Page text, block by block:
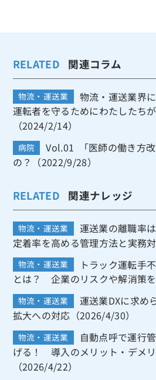
RELATED 関連コラム
物流・運送業
物流・運送業界
運転者を守るためにわたしたち
（2024/2/14）
病院
Vol.01 「医師の働き方
の？（2022/9/28）
RELATED 関連ナレッジ
物流・運送業
運送業の離職率
定着率を高める管理方法と実務
物流・運送業
トラック運転手
とは？ 企業のリスクや解消策
物流・運送業
運送業DXに求め
拡大への対応（2026/4/30）
物流・運送業
自動点呼で運行
げる！ 導入のメリット・デメ
（2026/4/22）